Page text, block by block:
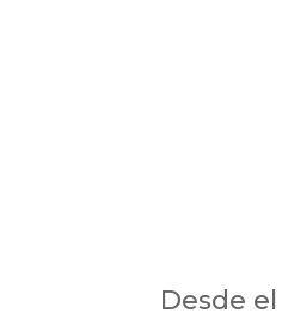
Desde